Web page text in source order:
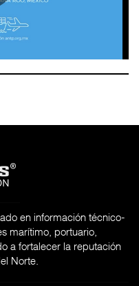
en información técnico-
marítimo, portuario,
a fortalecer la reputación
Norte.